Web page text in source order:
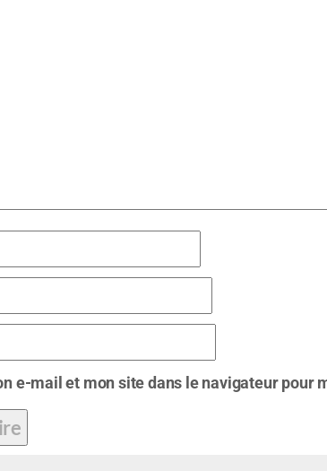
e-mail et mon site dans le navigateur pour